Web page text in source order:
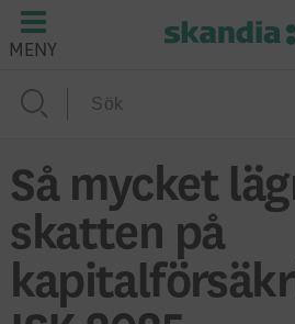
MENY
Så mycket
skatten på